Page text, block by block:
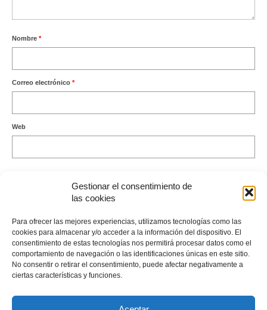
Gestionar el consentimiento de
las cookies
Para ofrecer las mejores experiencias, utilizamos tecnologías como las
cookies para almacenar y/o acceder a la información del dispositivo. El
consentimiento de estas tecnologías nos permitirá procesar datos como el
comportamiento de navegación o las identificaciones únicas en este sitio.
No consentir o retirar el consentimiento, puede afectar negativamente a
ciertas características y funciones.
Nombre *
Correo electrónico *
Web
procesan los datos de tus comentarios.